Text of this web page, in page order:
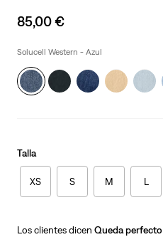
Sale
is
85,00 €
Solucell Western - Azul
Talla
XS S M L
Los clientes dicen Queda perfecto